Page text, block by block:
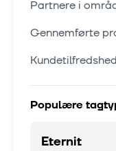
Partnere i
Gennemførte
Kundetilfredshed
Populære
Eternit